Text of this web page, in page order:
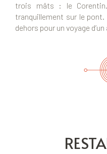
trois mâts : le
tranquillement sur le
dehors pour un voyage